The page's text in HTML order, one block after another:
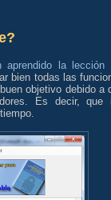
aprendido la lección
bien todas las
objetivo debido a
Es decir, que